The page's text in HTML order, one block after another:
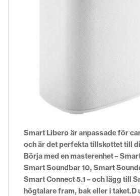
Smart Libero är anpassade för
och är det perfekta tillskottet till
Börja med en masterenhet –
Smart Soundbar 10, Smart
Smart Connect 5.1 – och lägg till
högtalare fram, bak eller i taket.D